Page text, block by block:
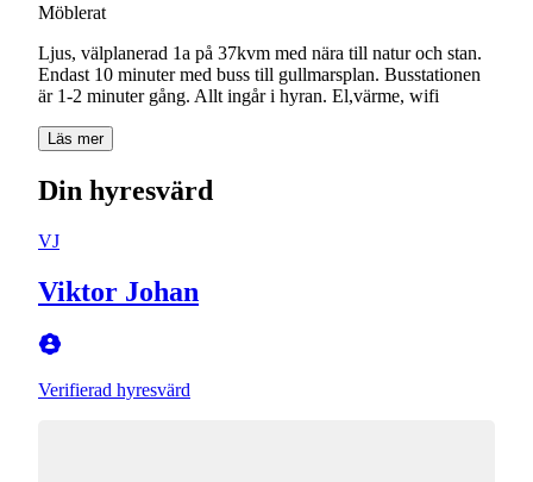
Möblerat
Ljus, välplanerad 1a på 37kvm med nära till natur och stan.
Endast 10 minuter med buss till gullmarsplan. Busstationen
är 1-2 minuter gång. Allt ingår i hyran. El,värme, wifi
Läs mer
Din hyresvärd
VJ
Viktor Johan
Verifierad hyresvärd